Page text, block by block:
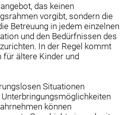
das keinen
vorgibt, sondern die
Betreuung in jedem einzelnen
und den Bedürfnissen des
In der Regel kommt
ältere Kinder und
Situationen
können